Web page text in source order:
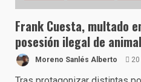
Frank Cuesta, multado
posesión ilegal de
Moreno Sanlés Alberto